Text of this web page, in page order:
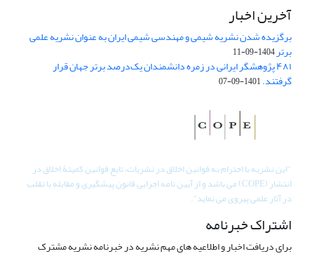
آخرین اخبار
برگزیده شدن نشریه شیمی و مهندسی شیمی ایران به عنوان نشریه علمی
برتر1404-09-11
۴۸۱ پژوهشگر ایرانی در زمره دانشمندان یک‌درصد برتر جهان قرار
گرفتند.1401-09-07
"این نشریه با احترام به قوانین اخلاق در نشریات، تابع قوانین کمیتۀ اخلاق در
انتشار (COPE) می باشد و از آیین نامه اجرایی قانون پیشگیری و مقابله با تقلب
در آثار علمی پیروی می نماید".
اشتراک خبرنامه
برای دریافت اخبار و اطلاعیه های مهم نشریه در خبرنامه نشریه مشترک